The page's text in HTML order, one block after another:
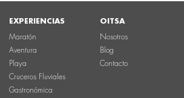
EXPERIENCIAS
Maratón
Aventura
Playa
Cruceros Fluviales
Gastronómica
OITSA
Nosotros
Blog
Contacto